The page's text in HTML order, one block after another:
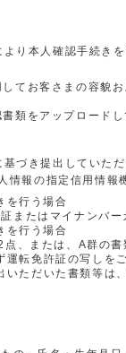
り本人確認手続きを
てお客さまの容貌
類をアップロード
づき提出していただ
報の指定信用情報
を行う場合
またはマイナンバ
を行う場合
、または、A群の
転免許証の写しを
ただいた書類等は